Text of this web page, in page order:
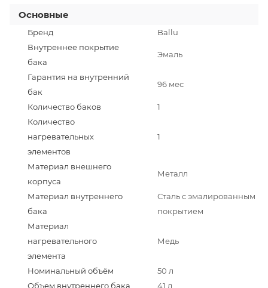
Основные
Бренд
Ballu
Внутреннее покрытие
бака
Эмаль
Гарантия на внутренний
бак
96 мес
Количество баков
1
Количество
нагревательных
элементов
1
Материал внешнего
корпуса
Металл
Материал внутреннего
бака
Сталь с эмалированным
покрытием
Материал
нагревательного
элемента
Медь
Номинальный объём
50 л
Объем внутреннего бака
41 л